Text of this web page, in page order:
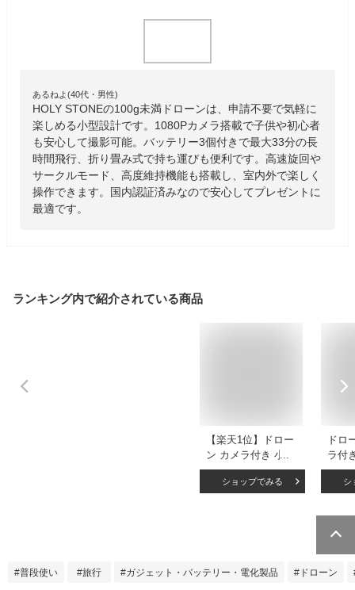
あるねよ(40代・男性)
HOLY STONEの100g未満ドローンは、申請不要で気軽に
楽しめる小型設計です。1080Pカメラ搭載で子供や初心者
も安心して撮影可能。バッテリー3個付きで最大33分の長
時間飛行、折り畳み式で持ち運びも便利です。高速旋回や
サークルモード、高度維持機能も搭載し、室内外で楽しく
操作できます。国内認証済みなので安心してプレゼントに
最適です。
ランキング内で紹介されている商品
【楽天1位】ドロー
ン カメラ付き 小型
100g 8K二重カメラ
高画質HD ドローン
プレゼン ギフト お
ショップでみる
ドロ
ラ付
初心
角カ
き 高
間
オを
シ
普段使い 旅行 ガジェット・バッテリー・電化製品 ドローン